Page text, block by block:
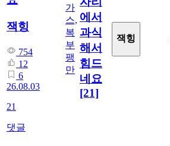
잭힝
754
12
6
26.08.03
21
댓글
가
스,
복
부
팽
만
에서
과식
해서
힘드
네요
[21]
잭힝